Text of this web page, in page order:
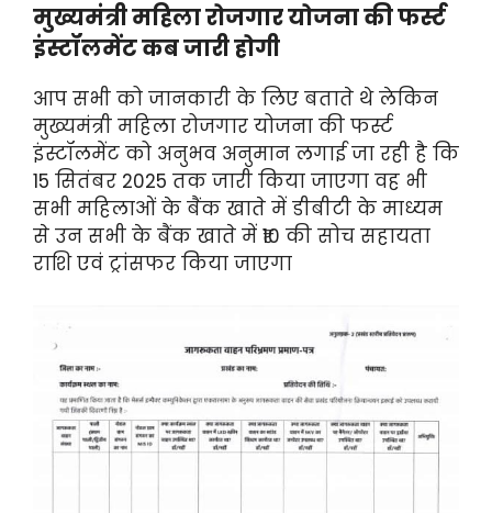
मुख्यमंत्री महिला रोजगार योजना की फर्स्ट
इंस्टॉलमेंट कब जारी होगी
आप सभी को जानकारी के लिए बताते थे लेकिन
मुख्यमंत्री महिला रोजगार योजना की फर्स्ट
इंस्टॉलमेंट को अनुभव अनुमान लगाई जा रही है कि
15 सितंबर 2025 तक जारी किया जाएगा वह भी
सभी महिलाओं के बैंक खाते में डीबीटी के माध्यम
से उन सभी के बैंक खाते में ₹10 की सोच सहायता
राशि एवं ट्रांसफर किया जाएगा